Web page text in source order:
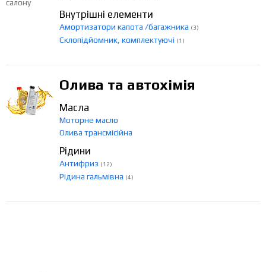
Внутрішні елементи
Амортизатори капота /багажника (3)
Склопідйомник, комплектуючі (1)
Олива та автохімія
Масла
Моторне масло
Олива трансмісійна
Рідини
Антифриз (12)
Рідина гальмівна (4)